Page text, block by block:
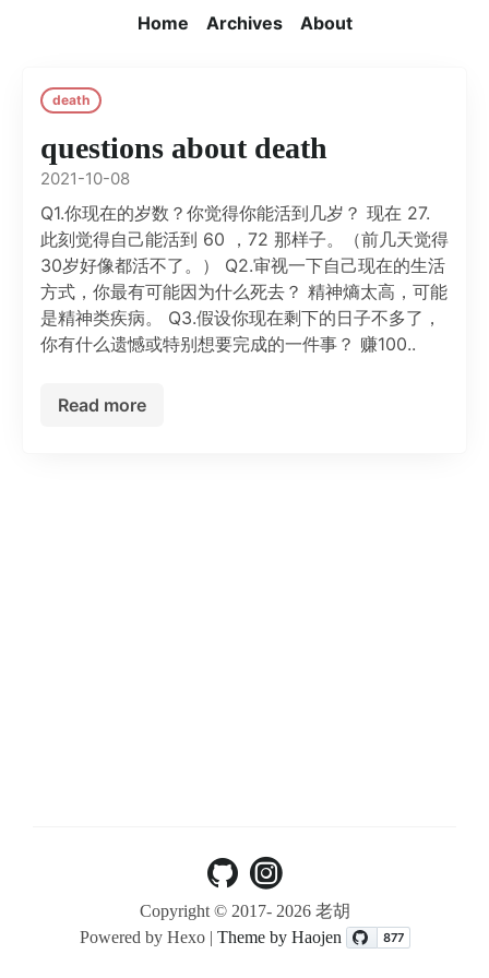
Home Archives About
death
questions about death
2021-10-08
Q1.你现在的岁数？你觉得你能活到几岁？ 现在 27.
此刻觉得自己能活到 60 ，72 那样子。（前几天觉得
30岁好像都活不了。） Q2.审视一下自己现在的生活
方式，你最有可能因为什么死去？ 精神熵太高，可能
是精神类疾病。 Q3.假设你现在剩下的日子不多了，
你有什么遗憾或特别想要完成的一件事？ 赚100..
Read more
Copyright © 2017-2026 老胡
Powered by Hexo | Theme by Haojen